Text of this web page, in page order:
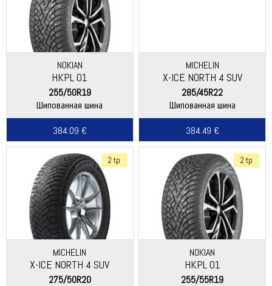
NOKIAN
HKPL 01
255/50R19
Шипованная шина
384.09 €
MICHELIN
X-ICE NORTH 4 SUV
285/45R22
Шипованная шина
384.49 €
2 tp
MICHELIN
X-ICE NORTH 4 SUV
275/50R20
2 tp
NOKIAN
HKPL 01
255/55R19